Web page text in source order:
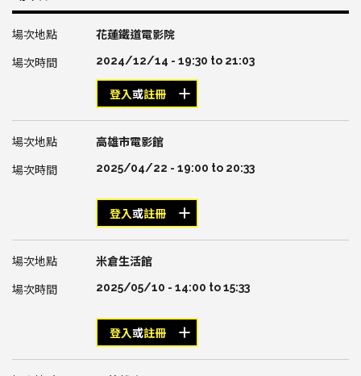
花蓮鐵道電影院
2024/12/14 - 19:30 to 21:03
登入或註冊
高雄市電影館
2025/04/22 - 19:00 to 20:33
登入或註冊
米倉生活館
2025/05/10 - 14:00 to15:33
登入或註冊